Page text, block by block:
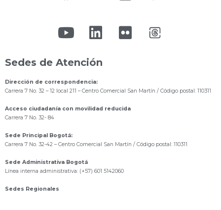
Sedes de Atención
Dirección de correspondencia:
Carrera 7 No. 32 – 12 local 211 – Centro Comercial San Martín / Código postal: 110311
Acceso ciudadanía con movilidad reducida
Carrera 7 No. 32- 84
Sede Principal Bogotá:
Carrera 7 No. 32-42 – Centro Comercial San Martín / Código postal: 110311
Sede Administrativa Bogotá
Línea interna administrativa: (+57) 601 5142060
Sedes Regionales